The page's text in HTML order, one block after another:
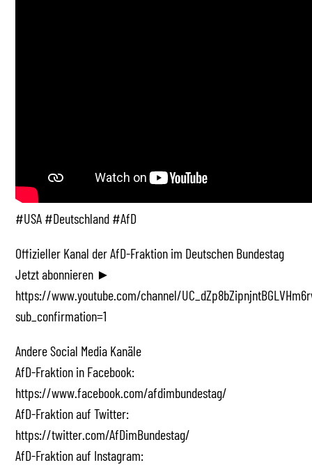
#USA #Deutschland #AfD
Offizieller Kanal der AfD-Fraktion im Deutschen Bundestag
Jetzt abonnieren ►
https://www.youtube.com/channel/
sub_confirmation=1
Andere Social Media Kanäle
AfD-Fraktion in Facebook:
https://www.facebook.com/afdimbundestag/
AfD-Fraktion auf Twitter:
https://twitter.com/AfDimBundestag/
AfD-Fraktion auf Instagram: